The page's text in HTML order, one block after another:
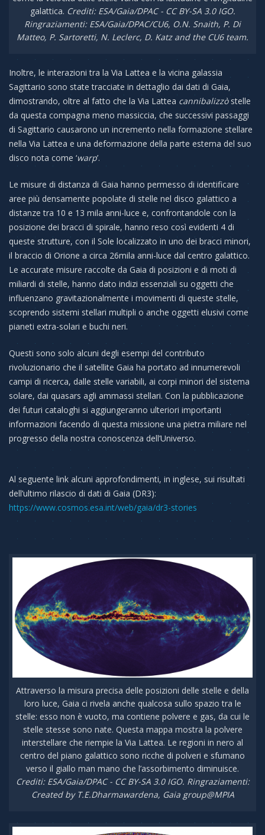
galattica. Crediti: ESA/Gaia/DPAC - CC BY-SA 3.0 IGO.
Ringraziamenti: ESA/Gaia/DPAC/CU6, O.N. Snaith, P. Di
Matteo, P. Sartoretti, N. Leclerc, D. Katz and the CU6 team.
Inoltre, le interazioni tra la Via Lattea e la vicina galassia
Sagittario sono state tracciate in dettaglio dai dati di Gaia,
dimostrando, oltre al fatto che la Via Lattea cannibalizzòstelle
da questa compagna meno massiccia, che successivi passaggi
di Sagittario causarono un incremento nella formazione stellare
nella Via Lattea e una deformazione della parte esterna del suo
disco nota come ‘warp’.
Le misure di distanza di Gaia hanno permesso di identificare
aree più densamente popolate di stelle nel disco galattico a
distanze tra 10 e 13 mila anni-luce e, confrontandole con la
posizione dei bracci di spirale, hanno reso così evidenti 4 di
queste strutture, con il Sole localizzato in uno dei bracci minori,
il braccio di Orione a circa 26mila anni-luce dal centro galattico.
Le accurate misure raccolte da Gaia di posizioni e di moti di
miliardi di stelle, hanno dato indizi essenziali su oggetti che
influenzano gravitazionalmente i movimenti di queste stelle,
scoprendo sistemi stellari multipli o anche oggetti elusivi come
pianeti extra-solari e buchi neri.
Questi sono solo alcuni degli esempi del contributo
rivoluzionario che il satellite Gaia ha portato ad innumerevoli
campi di ricerca, dalle stelle variabili, ai corpi minori del sistema
solare, dai quasars agli ammassi stellari. Con la pubblicazione
dei futuri cataloghi si aggiungeranno ulteriori importanti
informazioni facendo di questa missione una pietra miliare nel
progresso della nostra conoscenza dell’Universo.
Al seguente link alcuni approfondimenti, in inglese, sui risultati
dell’ultimo rilascio di dati di Gaia (DR3):
https://www.cosmos.esa.int/web/gaia/dr3-stories
Attraverso la misura precisa delle posizioni delle stelle e della
loro luce, Gaia ci rivela anche qualcosa sullo spazio tra le
stelle: esso non è vuoto, ma contiene polvere e gas, da cui le
stelle stesse sono nate. Questa mappa mostra la polvere
interstellare che riempie la Via Lattea. Le regioni in nero al
centro del piano galattico sono ricche di polveri e sfumano
verso il giallo man mano che l’assorbimento diminuisce.
Crediti: ESA/Gaia/DPAC - CC BY-SA 3.0 IGO. Ringraziamenti:
Created by T.E.Dharmawardena, Gaia group@MPIA